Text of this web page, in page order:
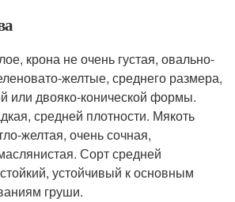
крона не очень густая, овально-
желтые, среднего размера,
или двояко-конической формы.
средней плотности. Мякоть
желтая, очень сочная,
Сорт средней
устойчивый к основным
груши.